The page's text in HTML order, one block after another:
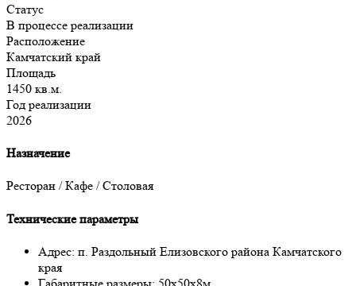
Статус
В процессе реализации
Расположение
Камчатский край
Площадь
1450 кв.м.
Год реализации
2026
Назначение
Ресторан / Кафе / Столовая
Технические параметры
Адрес: п. Раздольный Елизовского района Камчатского
края